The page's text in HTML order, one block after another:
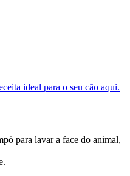
ideal para o seu cão aqui.
para lavar a face do animal,